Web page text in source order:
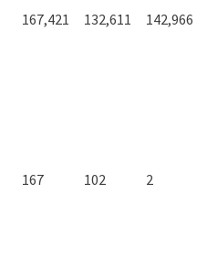
167,421 132,611 142,966
167 102 2